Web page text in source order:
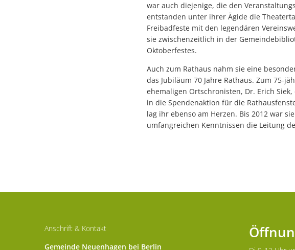
war auch diejenige, die den
entstanden unter ihrer Ägide die
Freibadfeste mit den legendären
sie zwischenzeitlich in der
Oktoberfestes.
Auch zum Rathaus nahm sie eine
das Jubiläum 70 Jahre Rathaus. Zum 75-
ehemaligen Ortschronisten, Dr. Erich
in die Spendenaktion für die
lag ihr ebenso am Herzen. Bis 2012 war
umfangreichen Kenntnissen die Leitung
Anschrift & Kontakt
Gemeinde Neuenhagen bei Berlin